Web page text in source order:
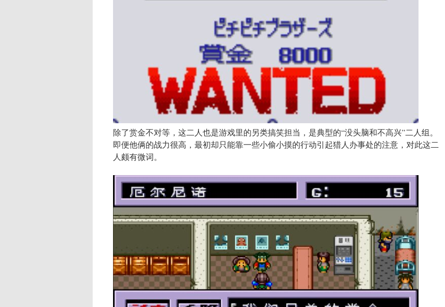
除了赏金不对等，这二人也是游戏里的另类搞笑担当，是典型的“没头脑和不高兴”二人组。
即便他俩的战力很高，最初却只能靠一些小偷小摸的行动引起猎人办事处的注意，对此这二
人颇有微词。